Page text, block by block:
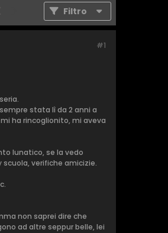
Filtro
#1
stata lì da 2 anni a
ha rincoglionito, mi aveva
lunatico, se la vedo
verifiche amicizie.
non saprei dire che
ad altre seppur belle, lei